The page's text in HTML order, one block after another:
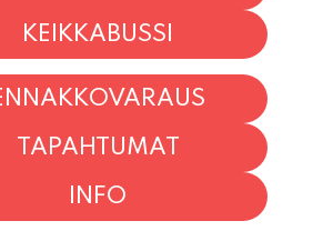
KEIKKABUSSI
TAPAHTUMAT
INFO